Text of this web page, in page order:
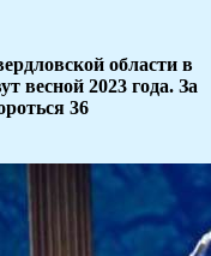
области в
весной 2023 года. За
36